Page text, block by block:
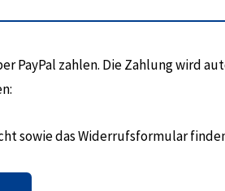
PayPal zahlen. Die Zahlung wird
sowie das Widerrufsformular